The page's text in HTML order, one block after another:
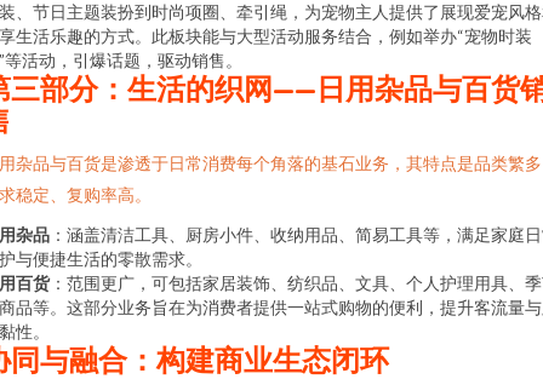
、节日主题装扮到时尚项圈、牵引绳，为宠物主人提供了展现爱宠风
生活乐趣的方式。此板块能与大型活动服务结合，例如举办“宠物时装
等活动，引爆话题，驱动销售。
三部分：生活的织网——日用杂品与百货
杂品与百货是渗透于日常消费每个角落的基石业务，其特点是品类繁
稳定、复购率高。
杂品 ：涵盖清洁工具、厨房小件、收纳用品、简易工具等，满足家庭
与便捷生活的零散需求。
百货：范围更广，可包括家居装饰、纺织品、文具、个人护理用具、
品等。这部分业务旨在为消费者提供一站式购物的便利，提升客流量
性。
同与融合：构建商业生态闭环